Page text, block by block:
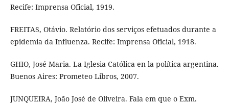
Recife: Imprensa Oficial, 1919.
FREITAS, Otávio. Relatório dos serviços efetuados durante a
epidemia da Influenza. Recife: Imprensa Oficial, 1918.
GHIO, José Maria. La Iglesia Católica en la política argentina.
Buenos Aires: Prometeo Libros, 2007.
JUNQUEIRA, João José de Oliveira. Fala em que o Exm.